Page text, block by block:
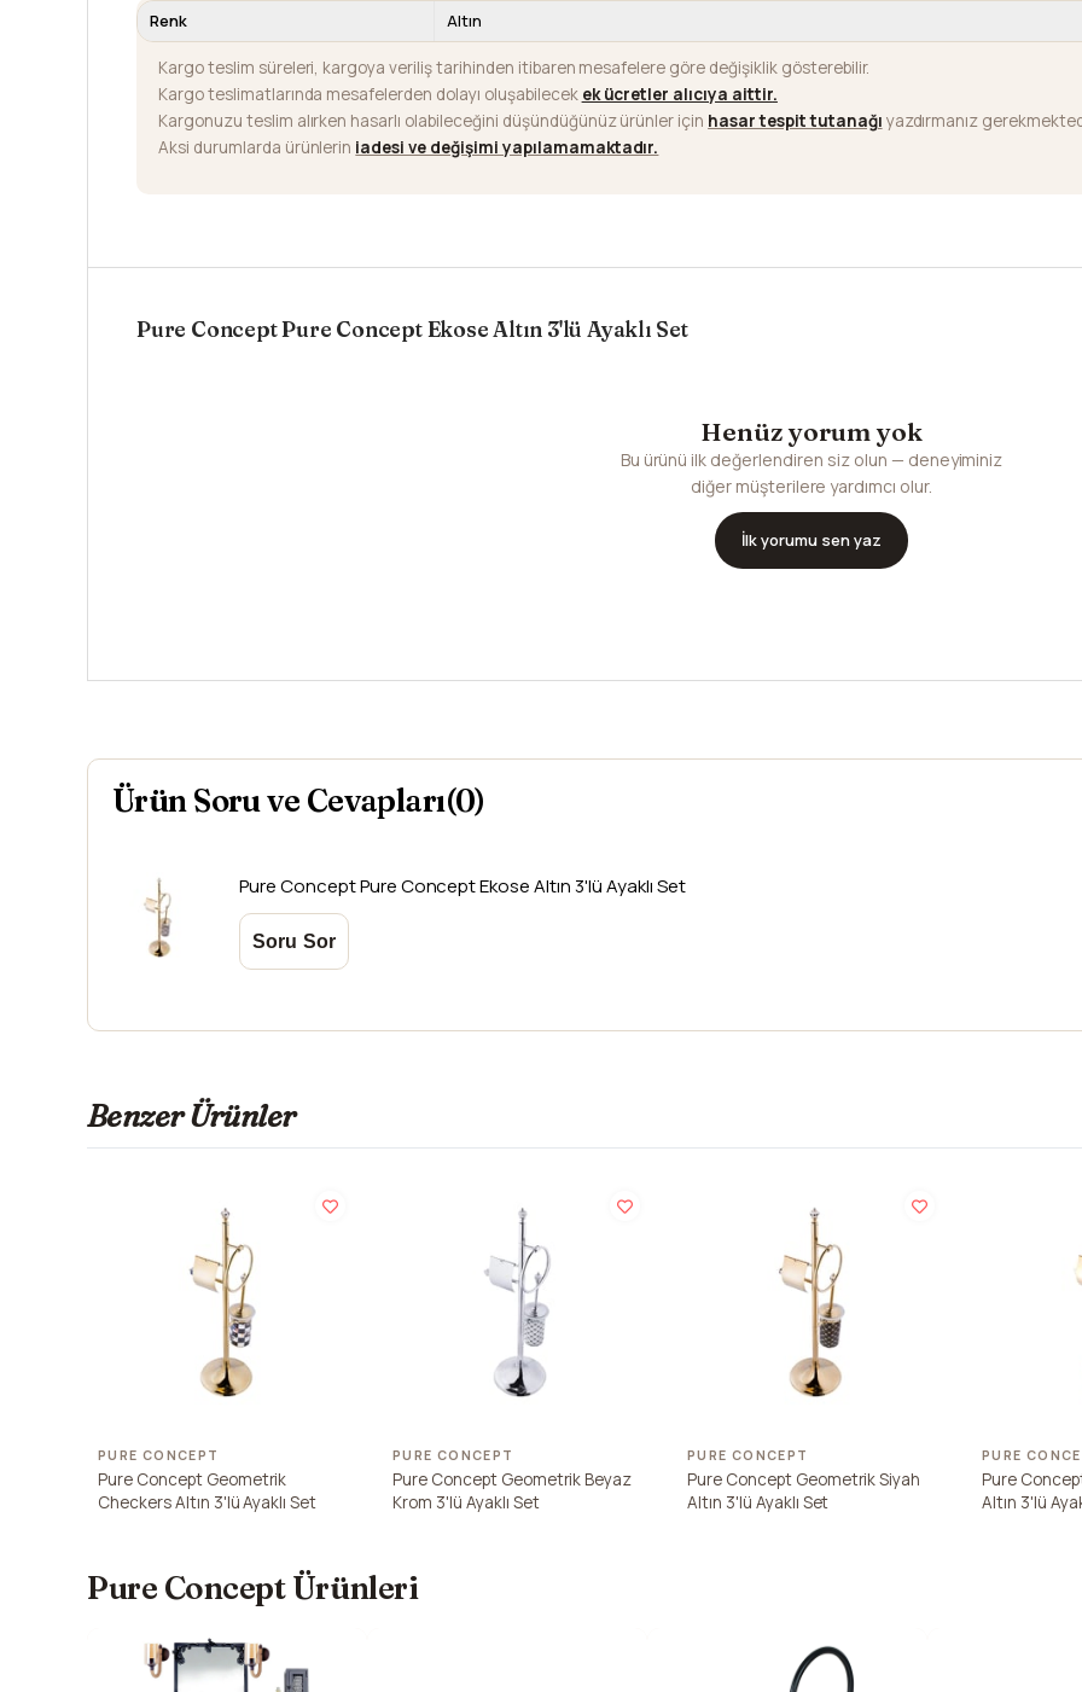
Renk Altın
Kargo teslim süreleri, kargoya veriliş tarihinden itibaren mesafelere göre değişiklik gösterebilir.
Kargo teslimatlarında mesafelerden dolayı oluşabilecek ek ücretler alıcıya aittir.
Kargonuzu teslim alırken hasarlı olabileceğini düşündüğünüz ürünler için hasar tespit tutanağı yazdırmanız
Aksi durumlarda ürünlerin iadesi ve değişimi yapılamamaktadır.
Pure Concept Pure Concept Ekose Altın 3'lü Ayaklı Set
Henüz yorum yok
Bu ürünü ilk değerlendiren siz olun — deneyiminiz
diğer müşterilere yardımcı olur.
İlk yorumu sen yaz
Ürün Soru ve Cevapları(0)
Pure ConceptPure Concept Ekose Altın 3'lü Ayaklı Set
Benzer Ürünler
PURE CONCEPT
Pure Concept Geometrik
Checkers Altın 3'lü Ayaklı Set
PURE CONCEPT
Pure Concept Geometrik Beyaz
Krom 3'lü Ayaklı Set
PURE CONCEPT
Pure Concept Geometrik Siyah
Altın 3'lü Ayaklı Set
PURE
Pure
Altın 3'lü
Pure Concept Ürünleri